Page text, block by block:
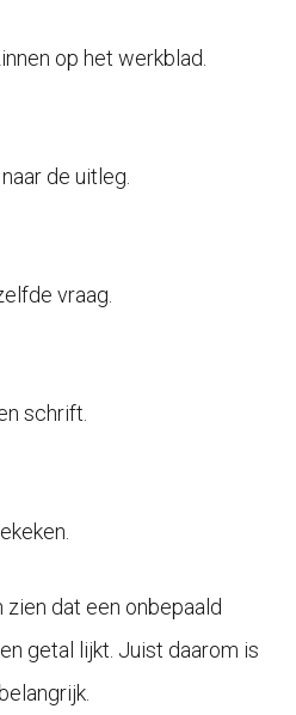
op het werkblad.
de uitleg.
vraag.
schrift.
dat een onbepaald
getal lijkt. Juist daarom is